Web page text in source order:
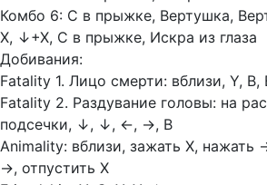
Комбо 6: С в прыжке, Вертушка,
Х, ↓+Х, С в прыжке, Искра из глаза
Добивания:
Fatality 1. Лицо смерти: вблизи, Y, В,
Fatality 2. Раздувание головы: на
подсечки, ↓, ↓, ←, →, B
Animality: вблизи, зажать Х, нажать
→, отпустить Х